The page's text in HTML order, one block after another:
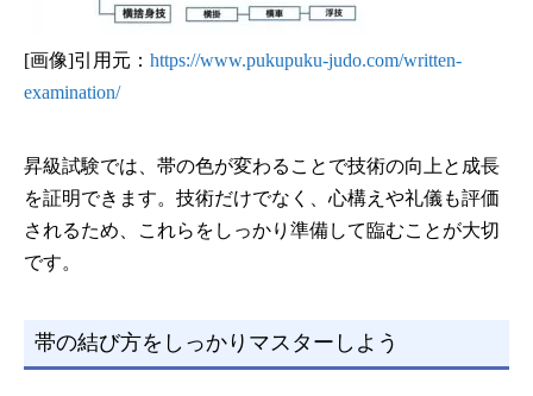
[画像]引用元： https://www.pukupuku-judo.com/written-
examination/
昇級試験では、帯の色が変わることで技術の向上と成長
を証明できます。技術だけでなく、心構えや礼儀も評価
されるため、これらをしっかり準備して臨むことが大切
です。
帯の結び方をしっかりマスターしよう